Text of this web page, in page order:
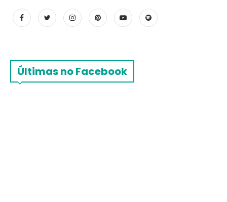
Últimas no Facebook